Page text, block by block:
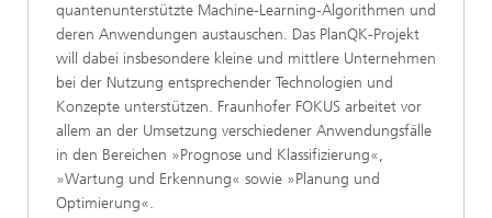
quantenunterstützte Machine-Learning-Algorithmen und
deren Anwendungen austauschen. Das PlanQK-Projekt
will dabei insbesondere kleine und mittlere Unternehmen
bei der Nutzung entsprechender Technologien und
Konzepte unterstützen. Fraunhofer FOKUS arbeitet vor
allem an der Umsetzung verschiedener Anwendungsfälle
in den Bereichen »Prognose und Klassifizierung«,
»Wartung und Erkennung« sowie »Planung und
Optimierung«.